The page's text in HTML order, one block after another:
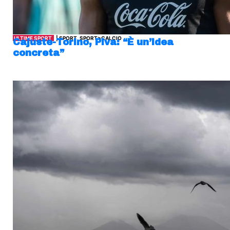
ULTIME SPORT | SPORT, SPORT>CALCIO
Cajuste-Torino, Piva: “È un’idea
concreta”